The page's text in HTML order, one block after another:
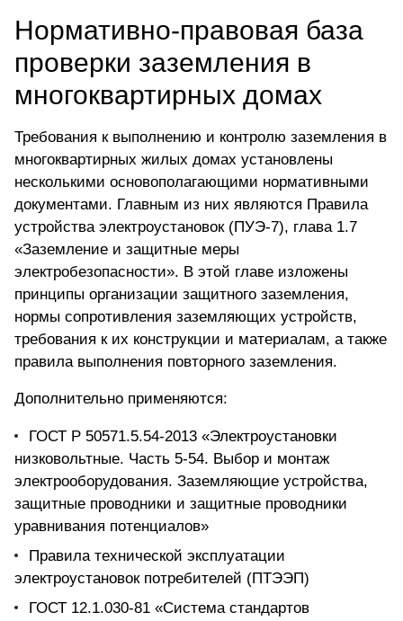
Нормативно-правовая база
проверки заземления в
многоквартирных домах
Требования к выполнению и контролю заземления в
многоквартирных жилых домах установлены
несколькими основополагающими нормативными
документами. Главным из них являются Правила
устройства электроустановок (ПУЭ-7), глава 1.7
«Заземление и защитные меры
электробезопасности». В этой главе изложены
принципы организации защитного заземления,
нормы сопротивления заземляющих устройств,
требования к их конструкции и материалам, а также
правила выполнения повторного заземления.
Дополнительно применяются:
ГОСТ Р 50571.5.54-2013 «Электроустановки
низковольтные. Часть 5-54. Выбор и монтаж
электрооборудования. Заземляющие устройства,
защитные проводники и защитные проводники
уравнивания потенциалов»
Правила технической эксплуатации
электроустановок потребителей (ПТЭЭП)
ГОСТ 12.1.030-81 «Система стандартов